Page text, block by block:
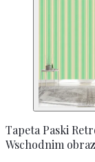
Tapeta Paski
Wschodnim